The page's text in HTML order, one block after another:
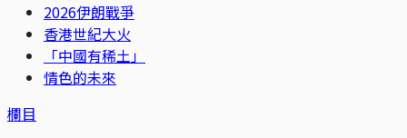
2026伊朗戰爭
香港世紀大火
「中國有稀土」
情色的未來
欄目